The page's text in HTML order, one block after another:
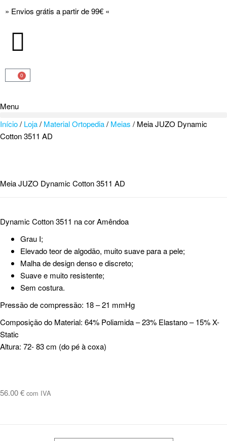
» Envios grátis a partir de 99€ «
0
Menu
Início/Loja/Material Ortopedia/Meias / Meia JUZO Dynamic
Cotton 3511 AD
Meia JUZO Dynamic Cotton 3511 AD
Dynamic Cotton 3511 na cor Amêndoa
Grau I;
Elevado teor de algodão, muito suave para a pele;
Malha de design denso e discreto;
Suave e muito resistente;
Sem costura.
Pressão de compressão: 18 – 21 mmHg
Composição do Material: 64% Poliamida – 23% Elastano – 15% X-
Static
Altura: 72- 83 cm (do pé à coxa)
56.00€ com IVA